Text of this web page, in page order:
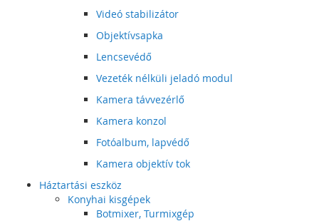
Videó stabilizátor
Objektívsapka
Lencsevédő
Vezeték nélküli jeladó modul
Kamera távvezérlő
Kamera konzol
Fotóalbum, lapvédő
Kamera objektív tok
Háztartási eszköz
Konyhai kisgépek
Botmixer, Turmixgép